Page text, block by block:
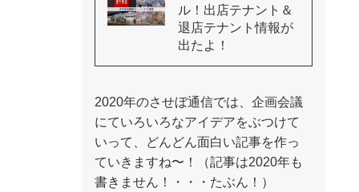
ル！出店テナント＆
退店テナント情報が
出たよ！
2020年のさせぼ通信では、企画会議
にていろいろなアイデアをぶつけて
いって、どんどん面白い記事を作っ
ていきますね〜！（記事は2020年も
書きません！・・・たぶん！）